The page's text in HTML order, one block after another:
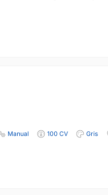
Manual 100 CV Gris